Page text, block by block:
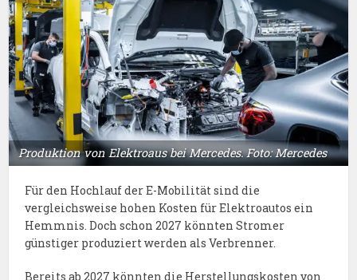
Produktion von Elektroaus bei Mercedes. Foto: Mercedes
Für den Hochlauf der E-Mobilität sind die
vergleichsweise hohen Kosten für Elektroautos ein
Hemmnis. Doch schon 2027 könnten Stromer
günstiger produziert werden als Verbrenner.
Bereits ab 2027 könnten die Herstellungskosten von